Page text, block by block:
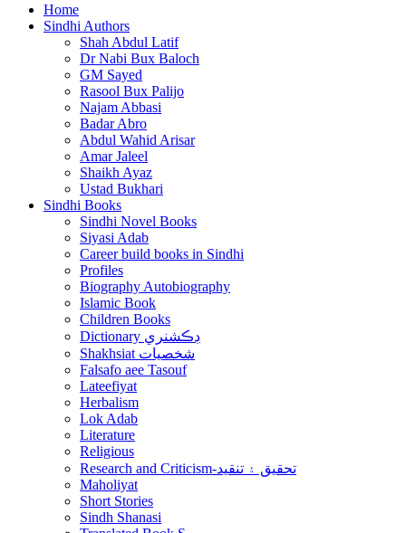
Home
Sindhi Authors
Shah Abdul Latif
Dr Nabi Bux Baloch
GM Sayed
Rasool Bux Palijo
Najam Abbasi
Badar Abro
Abdul Wahid Arisar
Amar Jaleel
Shaikh Ayaz
Ustad Bukhari
Sindhi Books
Sindhi Novel Books
Siyasi Adab
Career build books in Sindhi
Profiles
Biography Autobiography
Islamic Book
Children Books
Dictionary ڊڪشنري
Shakhsiat شخصيات
Falsafo aee Tasouf
Lateefiyat
Herbalism
Lok Adab
Literature
Religious
Research and Criticism-تحقيق ۽ تنقيد
Maholiyat
Short Stories
Sindh Shanasi